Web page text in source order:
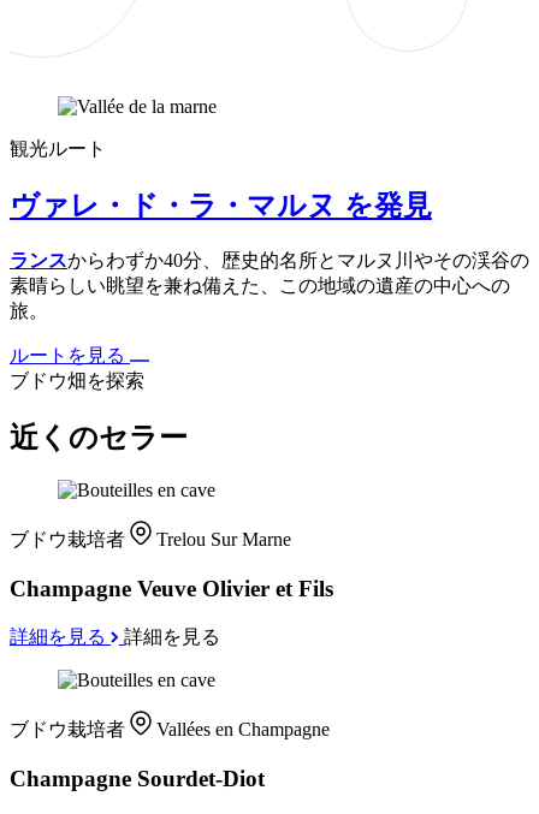
観光ルート
ヴァレ・ド・ラ・マルヌ を発見
ランスからわずか40分、歴史的名所とマルヌ川やその渓谷の
素晴らしい眺望を兼ね備えた、この地域の遺産の中心への
旅。
ルートを見る
ブドウ畑を探索
近くのセラー
ブドウ栽培者 Trelou Sur Marne
Champagne Veuve Olivier et Fils
詳細を見る 詳細を見る
ブドウ栽培者 Vallées en Champagne
Champagne Sourdet-Diot